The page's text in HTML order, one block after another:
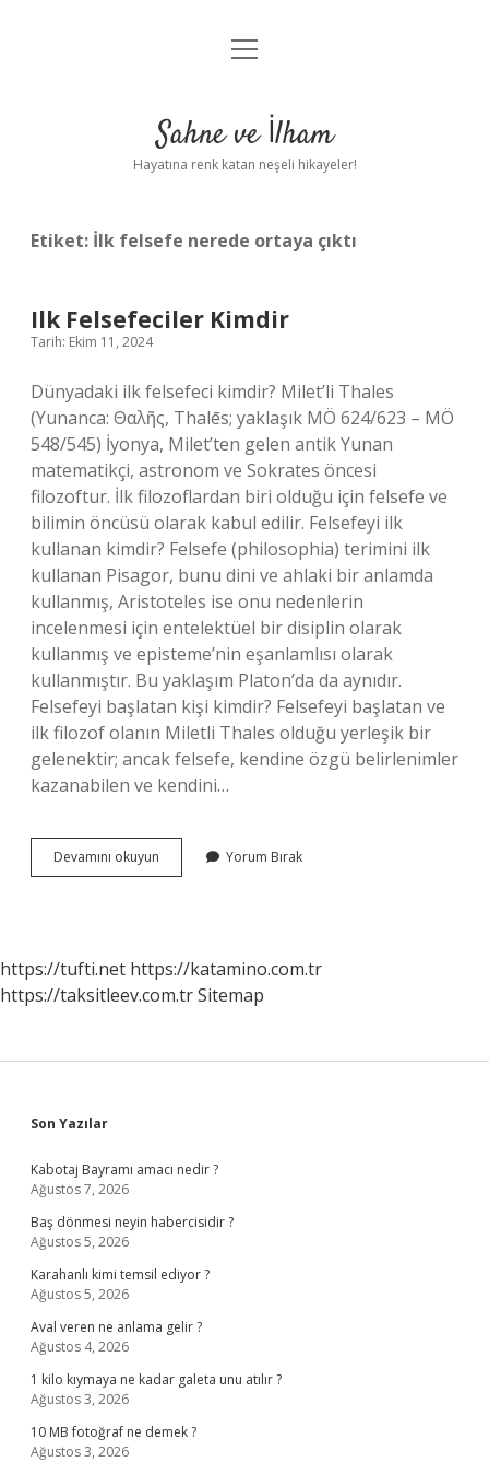
Anasayfa
Yasal Uyarı
menüyü
Sahne ve İlham
Hayatına renk katan neşeli hikayeler!
Etiket: İlk felsefe nerede ortaya çıktı
Ilk Felsefeciler Kimdir
Tarih: Ekim 11, 2024
Dünyadaki ilk felsefeci kimdir? Milet’li Thales
(Yunanca: Θαλῆς, Thalēs; yaklaşık MÖ 624/623 – MÖ
548/545) İyonya, Milet’ten gelen antik Yunan
matematikçi, astronom ve Sokrates öncesi
filozoftur. İlk filozoflardan biri olduğu için felsefe ve
bilimin öncüsü olarak kabul edilir. Felsefeyi ilk
kullanan kimdir? Felsefe (philosophia) terimini ilk
kullanan Pisagor, bunu dini ve ahlaki bir anlamda
kullanmış, Aristoteles ise onu nedenlerin
incelenmesi için entelektüel bir disiplin olarak
kullanmış ve episteme’nin eşanlamlısı olarak
kullanmıştır. Bu yaklaşım Platon’da da aynıdır.
Felsefeyi başlatan kişi kimdir? Felsefeyi başlatan ve
ilk filozof olanın Miletli Thales olduğu yerleşik bir
gelenektir; ancak felsefe, kendine özgü belirlenimler
kazanabilen ve kendini…
Devamını okuyun
Felsefeciler
Yorum Bırak
https://tufti.net https://katamino.com.tr
https://taksitleev.com.trSitemap
Sidebar
Son Yazılar
Kabotaj Bayramı amacı nedir ?
Ağustos 7, 2026
Baş dönmesi neyin habercisidir ?
Ağustos 5, 2026
Karahanlı kimi temsil ediyor ?
Ağustos 5, 2026
Aval veren ne anlama gelir ?
Ağustos 4, 2026
1 kilo kıymaya ne kadar galeta unu atılır ?
Ağustos 3, 2026
10 MB fotoğraf ne demek ?
Ağustos 3, 2026